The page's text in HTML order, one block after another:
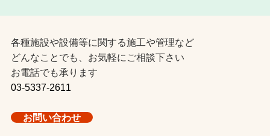
各種施設や設備等に関する施工や管理など
どんなことでも、お気軽にご相談下さい
お電話でも承ります
03-5337-2611
お問い合わせ